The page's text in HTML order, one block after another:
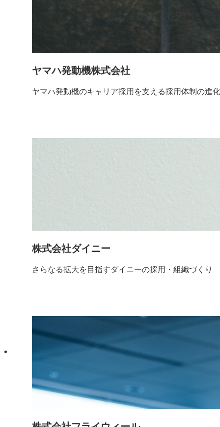
ヤマハ発動機株式会社
ヤマハ発動機のキャリア採用を支える採用体制の進
株式会社ダイニー
さらなる拡大を目指すダイニーの採用・組織づくり